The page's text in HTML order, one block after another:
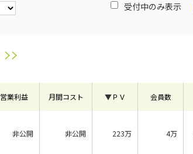
受付中のみ表示
営業利益 月間コスト ▼ＰＶ 会員数
非公開 非公開 223万 4万